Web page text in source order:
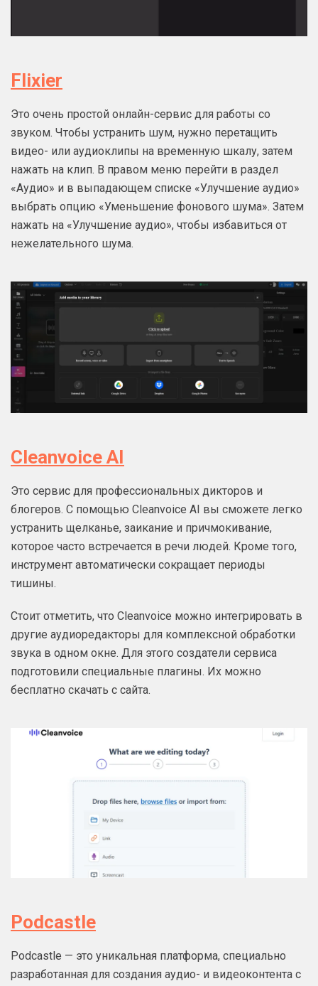
Flixier
Это очень простой онлайн-сервис для работы со
звуком. Чтобы устранить шум, нужно перетащить
видео- или аудиоклипы на временную шкалу, затем
нажать на клип. В правом меню перейти в раздел
«Аудио» и в выпадающем списке «Улучшение аудио»
выбрать опцию «Уменьшение фонового шума». Затем
нажать на «Улучшение аудио», чтобы избавиться от
нежелательного шума.
Cleanvoice AI
Это сервис для профессиональных дикторов и
блогеров. С помощью Cleanvoice AI вы сможете легко
устранить щелканье, заикание и причмокивание,
которое часто встречается в речи людей. Кроме того,
инструмент автоматически сокращает периоды
тишины.
Стоит отметить, что Cleanvoice можно интегрировать в
другие аудиоредакторы для комплексной обработки
звука в одном окне. Для этого создатели сервиса
подготовили специальные плагины. Их можно
бесплатно скачать с сайта.
Podcastle
Podcastle — это уникальная платформа, специально
разработанная для создания аудио- и видеоконтента с